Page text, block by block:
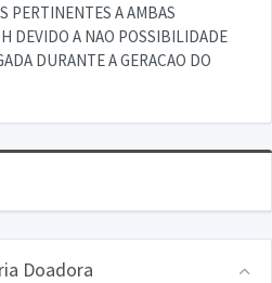
PERTINENTES A AMBAS
DEVIDO A NAO POSSIBILIDADE
DURANTE A GERACAO DO
Doadora